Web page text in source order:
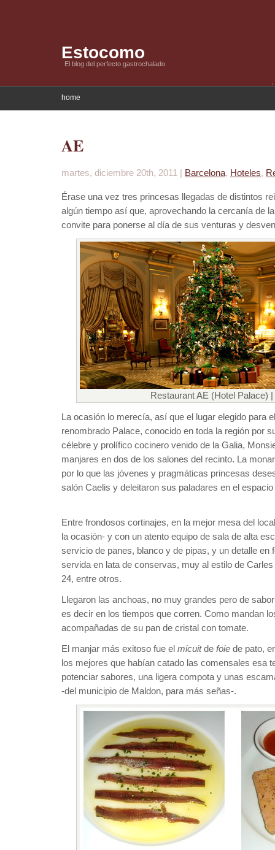
Estocomo
El blog del perfecto gastrochalado
home
AE
martes, diciembre 20th, 2011 | Barcelona, Hoteles,
Érase una vez tres princesas llegadas de distintos
algún tiempo así que, aprovechando la cercanía de
convite para ponerse al día de sus venturas y
Restaurant AE (Hotel Palace)
La ocasión lo merecía, así que el lugar elegido para
renombrado Palace, conocido en toda la región por
célebre y prolífico cocinero venido de la Galia,
manjares en dos de los salones del recinto. La
por lo que las jóvenes y pragmáticas princesas
salón Caelis y deleitaron sus paladares en el espacio
Entre frondosos cortinajes, en la mejor mesa del
la ocasión- y con un atento equipo de sala de alta
servicio de panes, blanco y de pipas, y un detalle en
servida en lata de conservas, muy al estilo de
24, entre otros.
Llegaron las anchoas, no muy grandes pero de
es decir en los tiempos que corren. Como mandan
acompañadas de su pan de cristal con tomate.
El manjar más exitoso fue el micuitde foie de pato,
los mejores que habían catado las comensales esa
potenciar sabores, una ligera compota y unas
-del municipio de Maldon, para más señas-.